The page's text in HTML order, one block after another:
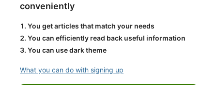
conveniently
You get articles that match your needs
You can efficiently read back useful information
You can use dark theme
What you can do with signing up